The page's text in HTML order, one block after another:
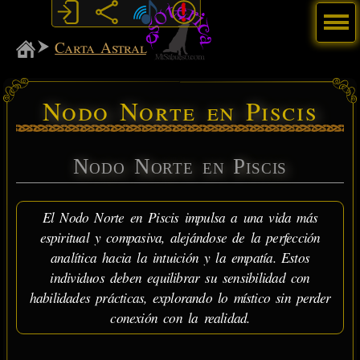
MiSabueso
Carta Astral
Nodo Norte en Piscis
Nodo Norte en Piscis
El Nodo Norte en Piscis impulsa a una vida más
espiritual y compasiva, alejándose de la perfección
analítica hacia la intuición y la empatía. Estos
individuos deben equilibrar su sensibilidad con
habilidades prácticas, explorando lo místico sin perder
conexión con la realidad.
Menú